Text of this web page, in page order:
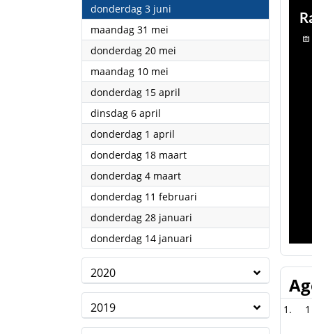
donderdag 3 juni
maandag 31 mei
donderdag 20 mei
maandag 10 mei
donderdag 15 april
dinsdag 6 april
donderdag 1 april
donderdag 18 maart2021
donderdag 4 maart2021
donderdag 11 februari
donderdag 28 januari
donderdag 14 januari
2020
2019 1